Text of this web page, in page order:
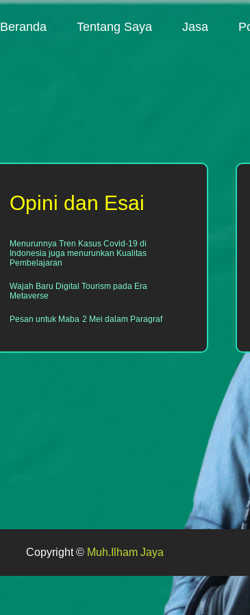
Beranda Tentang Saya Jasa
Opini dan Esai
Menurunnya Tren Kasus Covid-19 di
Indonesia juga menurunkan Kualitas
Pembelajaran
Wajah Baru Digital Tourism pada Era
Metaverse
Pesan untuk Maba 2 Mei dalam Paragraf
Copyright © Muh.Ilham Jaya